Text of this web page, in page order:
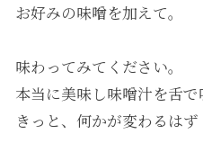
お好みの味噌を加えて。
味わってみてください。
本当に美味し味噌汁を舌で
きっと、何かが変わるはず